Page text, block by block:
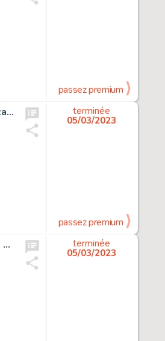
passez premium
Fabio Bono (De Rode Ridder) - Originele illustratie - De nachtmerries van Galaxa nr. 1 - Techniek: Oost-Indische inkt en Ecoline - Page volante - (2023)
terminée
05/03/2023
passez premium
Suske en Wiske - Originele halve pagina (stroken 109 t/m 110) - Verraad op de Veluwe + groot formaat luxe album (100 expl.) - Cartonné - (2004/2018)
terminée
05/03/2023